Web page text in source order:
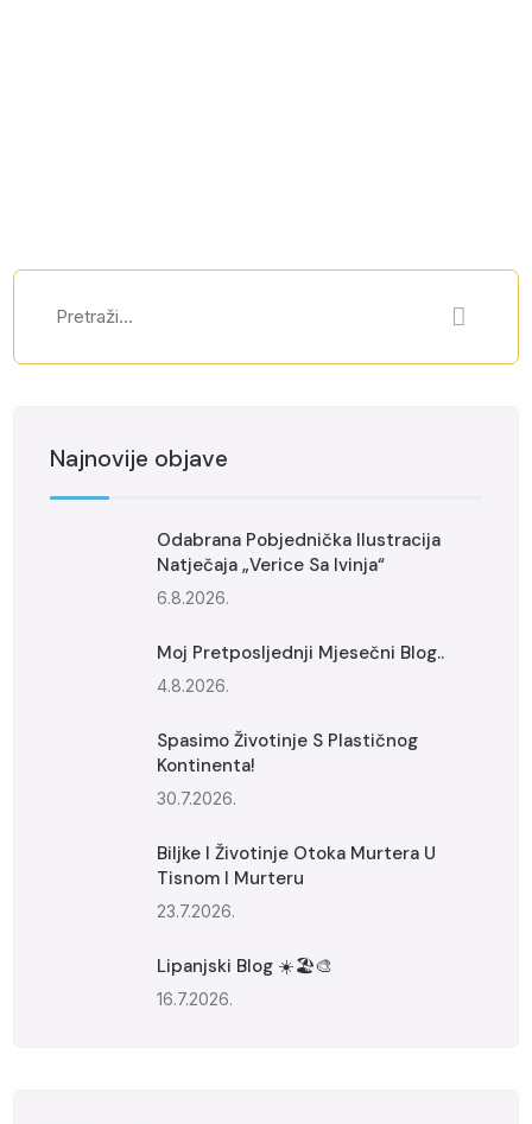
Najnovije objave
Odabrana Pobjednička Ilustracija
Natječaja „Verice Sa Ivinja“
6.8.2026.
Moj Pretposljednji Mjesečni Blog..
4.8.2026.
Spasimo Životinje S Plastičnog
Kontinenta!
30.7.2026.
Biljke I Životinje Otoka Murtera U
Tisnom I Murteru
23.7.2026.
Lipanjski Blog ☀️🏖️🎨
16.7.2026.